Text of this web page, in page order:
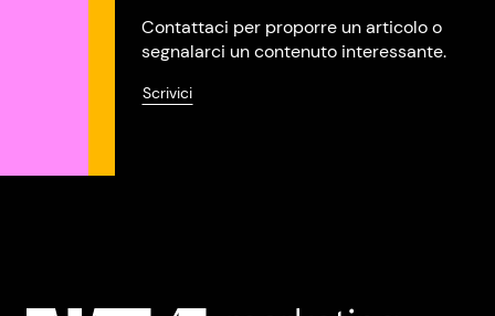
Contattaci per proporre un articolo o
segnalarci un contenuto interessante.
Scrivici